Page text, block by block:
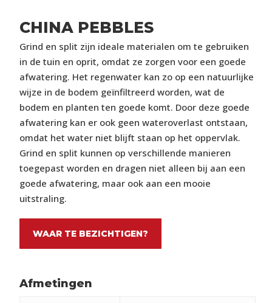
CHINA PEBBLES
Grind en split zijn ideale materialen om te gebruiken
in de tuin en oprit, omdat ze zorgen voor een goede
afwatering. Het regenwater kan zo op een natuurlijke
wijze in de bodem geïnfiltreerd worden, wat de
bodem en planten ten goede komt. Door deze goede
afwatering kan er ook geen wateroverlast ontstaan,
omdat het water niet blijft staan op het oppervlak.
Grind en split kunnen op verschillende manieren
toegepast worden en dragen niet alleen bij aan een
goede afwatering, maar ook aan een mooie
uitstraling.
WAAR TE BEZICHTIGEN?
Afmetingen